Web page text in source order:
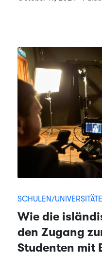
SCHULEN/
Wie die
den Zugang
Studenten mit